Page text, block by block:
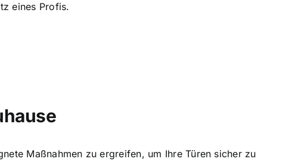
eines Profis.
Maßnahmen zu ergreifen, um Ihre Türen sicher zu